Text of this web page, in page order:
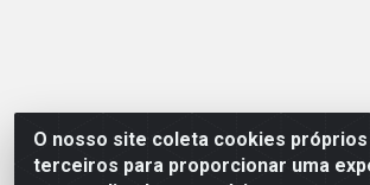
O nosso site coleta cookies próprios
terceiros para proporcionar uma
Cardeal Distribuidora - Estrada Alto do
do Moura - Caruaru/PE - CEP 55.040-